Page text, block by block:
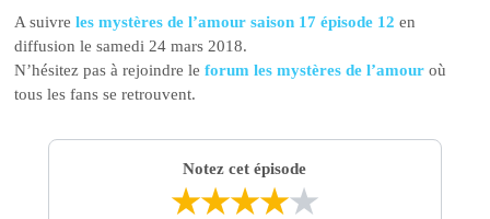
A suivre les mystères de l’amour saison 17 épisode 12 en
diffusion le samedi 24 mars 2018.
N’hésitez pas à rejoindre leforum les mystères de l’amour où
tous les fans se retrouvent.
Notez cet épisode
★★★★★